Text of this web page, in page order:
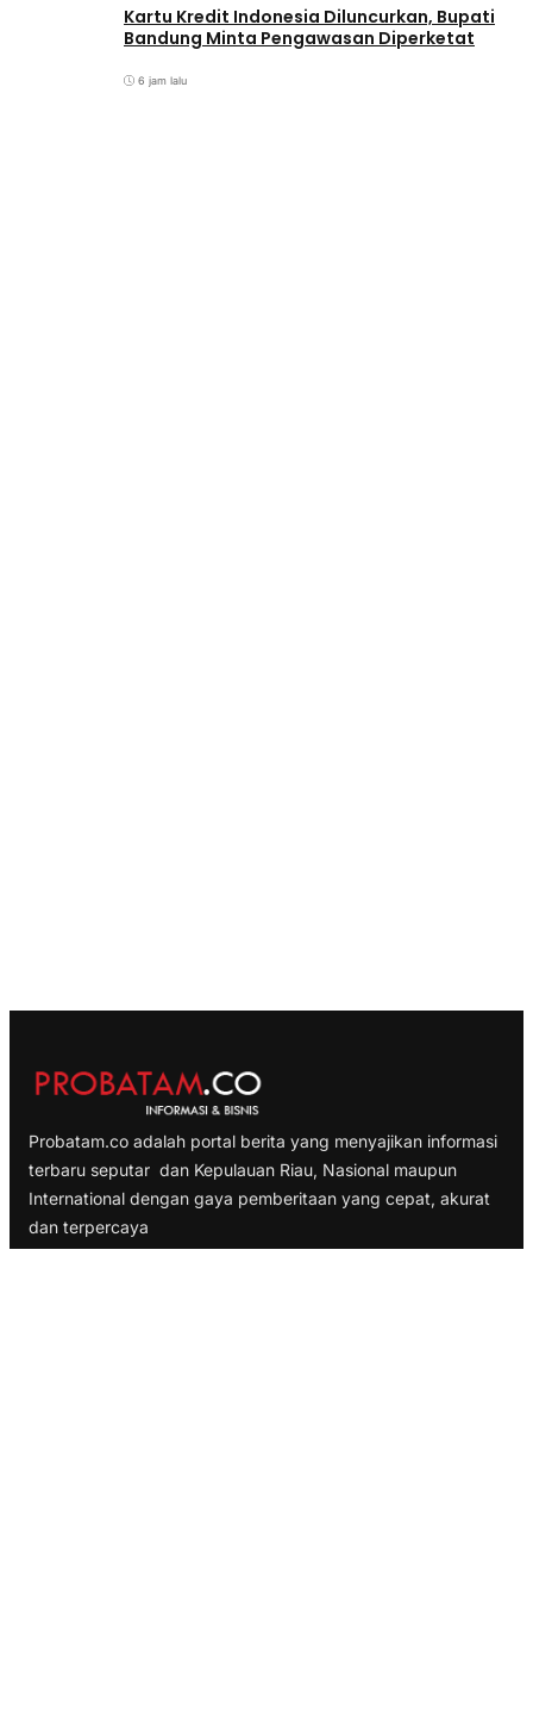
Kartu Kredit Indonesia Diluncurkan, Bupati
Bandung Minta Pengawasan Diperketat
6 jam lalu
Probatam.co adalah portal berita yang menyajikan informasi
terbaru seputar dan Kepulauan Riau, Nasional maupun
International dengan gaya pemberitaan yang cepat, akurat
dan terpercaya